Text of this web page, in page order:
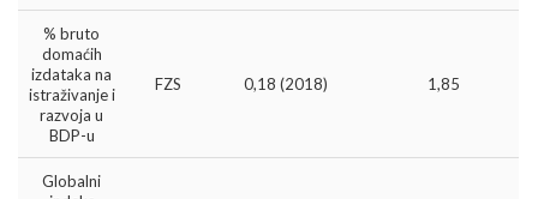
% bruto
domaćih
izdataka na
istraživanje i
razvoja u
BDP-u
FZS 0,18 (2018) 1,85
Globalni